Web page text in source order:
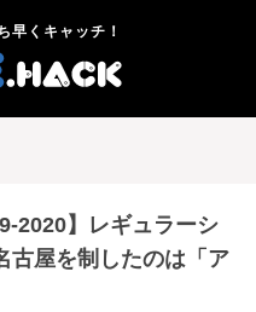
早くキャッチ！
2020】レギュラーシ
古屋を制したのは「ア